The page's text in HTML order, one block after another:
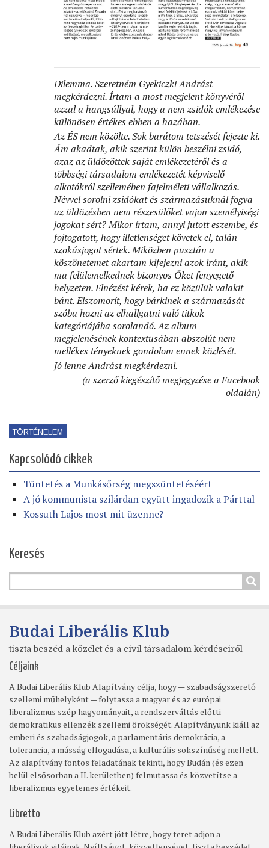
Dilemma. Szeretném Gyekiczki Andrást
megkérdezni. Írtam a most megjelent könyvéről
azzal a hangsúllyal, hogy a nem zsidók emlékezése
különösen értékes ebben a hazában.
Az ÉS nem közölte. Sok barátom tetszését fejezte ki.
Ám akadtak, akik szerint külön beszélni zsidó,
azaz az üldözöttek saját emlékezetéről és a
többségi társadalom emlékezetét képviselő
alkotókról szellemében fajelméleti vállalkozás.
Névvel sorolni zsidókat és származásuknál fogva
az üldözésben nem részesülőket vajon személyiségi
jogokat sért? Mikor írtam, annyi jutott eszembe, és
fojtogatott, hogy illetlenséget követek el, talán
szokásjogot sértek. Miközben pusztán a
köszönetemet akartam kifejezni azok iránt, akik
ma felülemelkednek bizonyos Őket fenyegető
helyzeten. Elnézést kérek, ha ez közülük valakit
bánt. Elszomorít, hogy bárkinek a származását
szóba hozni az elhallgatni való titkok
kategóriájába sorolandó. Az album
megjelenésének kontextusában abszolút nem
mellékes tényeknek gondolom ennek közlését.
Jó lenne Andrást megkérdezni.
(a szerző kiegészítő megjegyzése a Facebook
oldalán)
TÖRTÉNELEM
Kapcsolódó cikkek
Tüntetés a Munkásőrség megszüntetéséért
A jó kommunista szilárdan együtt ingadozik a Párttal
Kossuth Lajos most mit üzenne?
Keresés
Budai Liberális Klub
tiszta beszéd a közélet és a civil társadalom kérdéseiről
Céljaink
A Budai Liberális Klub Alapítvány célja, hogy — szabadságszerető
szellemi műhelyként — folytassa a magyar és az európai
liberalizmus szép hagyományait, a rendszerváltás előtti
demokratikus ellenzék szellemi örökségét. Alapítványunk kiáll az
emberi és szabadságjogok, a parlamentáris demokrácia, a
tolerancia, a másság elfogadása, a kulturális sokszínűség mellett.
Az alapítvány fontos feladatának tekinti, hogy Budán (és ezen
belül elsősorban a II. kerületben) felmutassa és közvetítse a
liberalizmus egyetemes értékeit.
Libretto
A Budai Liberális Klub azért jött létre, hogy teret adjon a